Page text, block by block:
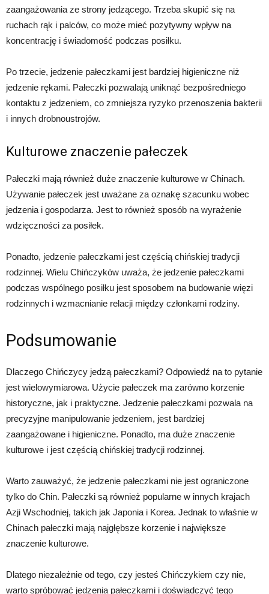
zaangażowania ze strony jedzącego. Trzeba skupić się na
ruchach rąk i palców, co może mieć pozytywny wpływ na
koncentrację i świadomość podczas posiłku.
Po trzecie, jedzenie pałeczkami jest bardziej higieniczne niż
jedzenie rękami. Pałeczki pozwalają uniknąć bezpośredniego
kontaktu z jedzeniem, co zmniejsza ryzyko przenoszenia bakterii
i innych drobnoustrojów.
Kulturowe znaczenie pałeczek
Pałeczki mają również duże znaczenie kulturowe w Chinach.
Używanie pałeczek jest uważane za oznakę szacunku wobec
jedzenia i gospodarza. Jest to również sposób na wyrażenie
wdzięczności za posiłek.
Ponadto, jedzenie pałeczkami jest częścią chińskiej tradycji
rodzinnej. Wielu Chińczyków uważa, że jedzenie pałeczkami
podczas wspólnego posiłku jest sposobem na budowanie więzi
rodzinnych i wzmacnianie relacji między członkami rodziny.
Podsumowanie
Dlaczego Chińczycy jedzą pałeczkami? Odpowiedź na to pytanie
jest wielowymiarowa. Użycie pałeczek ma zarówno korzenie
historyczne, jak i praktyczne. Jedzenie pałeczkami pozwala na
precyzyjne manipulowanie jedzeniem, jest bardziej
zaangażowane i higieniczne. Ponadto, ma duże znaczenie
kulturowe i jest częścią chińskiej tradycji rodzinnej.
Warto zauważyć, że jedzenie pałeczkami nie jest ograniczone
tylko do Chin. Pałeczki są również popularne w innych krajach
Azji Wschodniej, takich jak Japonia i Korea. Jednak to właśnie w
Chinach pałeczki mają najgłębsze korzenie i największe
znaczenie kulturowe.
Dlatego niezależnie od tego, czy jesteś Chińczykiem czy nie,
warto spróbować jedzenia pałeczkami i doświadczyć tego